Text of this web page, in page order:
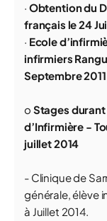
· Obtention du
français le 24
· Ecole
infirmiers
Septembre
o Stages durant
d’Infirmière -
juillet 2014
- Clinique de
générale, élève
à Juillet 2014.